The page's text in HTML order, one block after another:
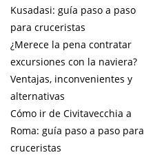
Kusadasi: guía paso a paso
para cruceristas
¿Merece la pena contratar
excursiones con la naviera?
Ventajas, inconvenientes y
alternativas
Cómo ir de Civitavecchia a
Roma: guía paso a paso para
cruceristas